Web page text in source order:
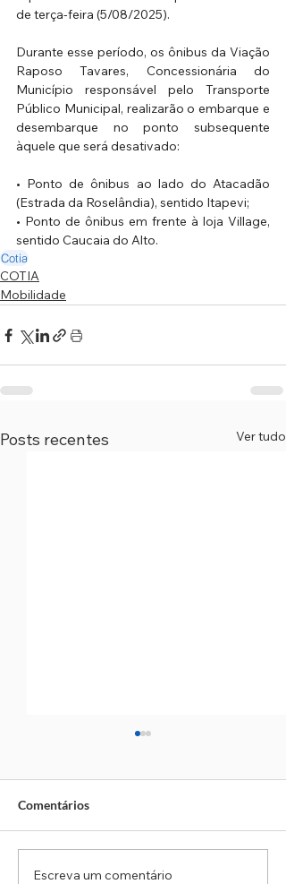
de terça-feira (5/08/2025).
Durante esse período, os ônibus da Viação
Raposo Tavares, Concessionária do
Município responsável pelo Transporte
Público Municipal, realizarão o embarque e
desembarque no ponto subsequente
àquele que será desativado:
• Ponto de ônibus ao lado do Atacadão
(Estrada da Roselândia), sentido Itapevi;
• Ponto de ônibus em frente à loja Village,
sentido Caucaia do Alto.
Cotia
COTIA
Mobilidade
Posts recentes Ver tudo
Obra no Rodoanel Oeste
Comentários
Escreva um comentário